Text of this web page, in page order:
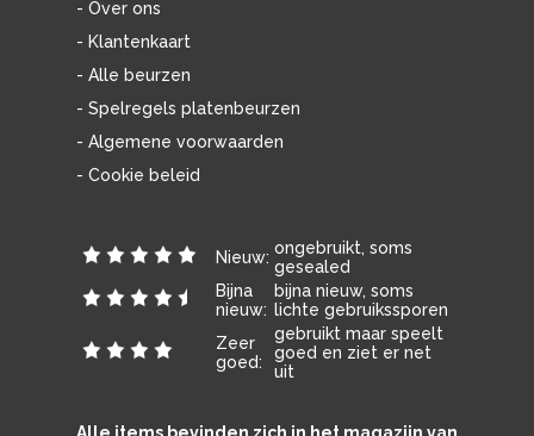
- Over ons
- Klantenkaart
- Alle beurzen
- Spelregels platenbeurzen
- Algemene voorwaarden
- Cookie beleid
Nieuw: ongebruikt, soms
gesealed
Bijna
nieuw:
bijna nieuw, soms
lichte gebruikssporen
Zeer
goed:
gebruikt maar speelt
goed en ziet er net
uit